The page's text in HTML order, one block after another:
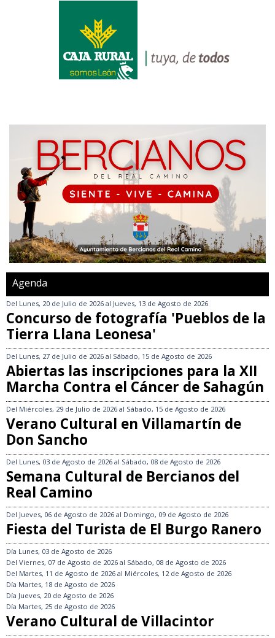
Agenda
Del Lunes, 20 de Julio de 2026 al Jueves, 13 de Agosto de 2026
Concurso de fotografía 'Pueblos de la
Tierra Llana Leonesa'
Del Lunes, 27 de Julio de 2026 al Sábado, 15 de Agosto de 2026
Abiertas las inscripciones para la XII
Marcha Contra el Cáncer de Sahagún
Del Miércoles, 29 de Julio de 2026 al Sábado, 15 de Agosto de 2026
Verano Cultural en Villamartín de
Don Sancho
Del Lunes, 03 de Agosto de 2026 al Sábado, 08 de Agosto de 2026
Semana Cultural de Bercianos del
Real Camino
Del Jueves, 06 de Agosto de 2026 al Domingo, 09 de Agosto de 2026
Fiesta del Turista de El Burgo Ranero
Día Lunes, 03 de Agosto de 2026
Del Viernes, 07 de Agosto de 2026 al Sábado, 08 de Agosto de 2026
Del Martes, 11 de Agosto de 2026 al Miércoles, 12 de Agosto de 2026
Día Martes, 18 de Agosto de 2026
Día Jueves, 20 de Agosto de 2026
Día Martes, 25 de Agosto de 2026
Verano Cultural de Villacintor